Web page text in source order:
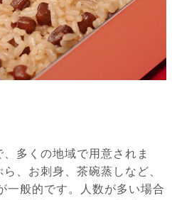
多くの地域で用意されま
、お刺身、茶碗蒸しなど、
一般的です。人数が多い場合